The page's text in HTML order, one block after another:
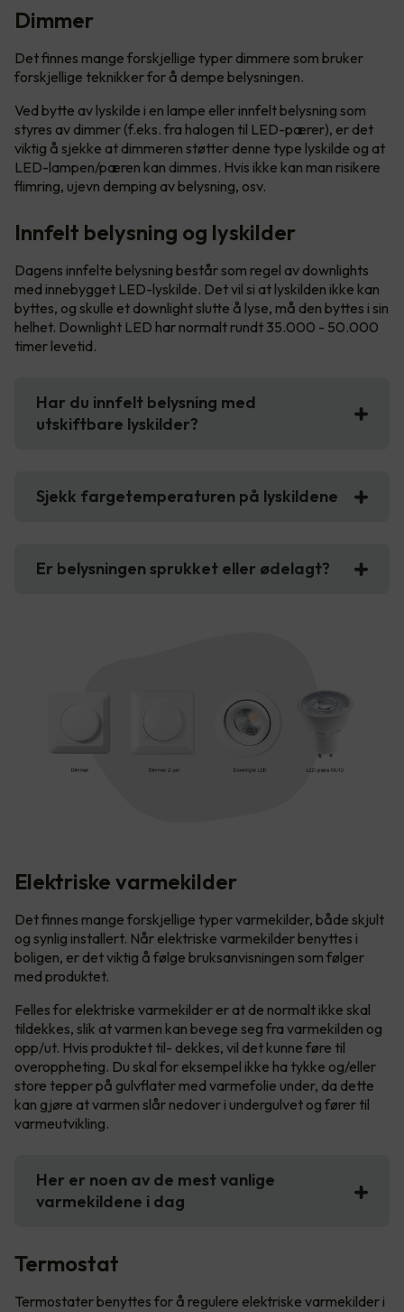
Dimmer
Det finnes mange forskjellige typer dimmere som bruker
forskjellige teknikker for å dempe belysningen.
Ved bytte av lyskilde i en lampe eller innfelt belysning som
styres av dimmer (f.eks. fra halogen til LED-pærer), er det
viktig å sjekke at dimmeren støtter denne type lyskilde og at
LED-lampen/pæren kan dimmes. Hvis ikke kan man risikere
flimring, ujevn demping av belysning, osv.
Innfelt belysning og lyskilder
Dagens innfelte belysning består som regel av downlights
med innebygget LED-lyskilde. Det vil si at lyskilden ikke kan
byttes, og skulle et downlight slutte å lyse, må den byttes i sin
helhet. Downlight LED har normalt rundt 35.000 - 50.000
timer levetid.
Har du innfelt belysning med
utskiftbare lyskilder?
Sjekk fargetemperaturen på lyskildene
Er belysningen sprukket eller ødelagt?
Elektriske varmekilder
Det finnes mange forskjellige typer varmekilder, både skjult
og synlig installert. Når elektriske varmekilder benyttes i
boligen, er det viktig å følge bruksanvisningen som følger
med produktet.
Felles for elektriske varmekilder er at de normalt ikke skal
tildekkes, slik at varmen kan bevege seg fra varmekilden og
opp/ut. Hvis produktet til- dekkes, vil det kunne føre til
overoppheting. Du skal for eksempel ikke ha tykke og/eller
store tepper på gulvflater med varmefolie under, da dette
kan gjøre at varmen slår nedover i undergulvet og fører til
varmeutvikling.
Her er noen av de mest vanlige
varmekildene i dag
Termostat
Termostater benyttes for å regulere elektriske varmekilder i